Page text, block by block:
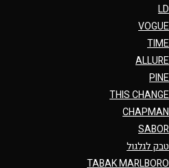
LD
VOGUE
TIME
ALLURE
PINE
THIS CHANGE
CHAPMAN
SABOR
טבק לגלגול
TABAK MARLBORO